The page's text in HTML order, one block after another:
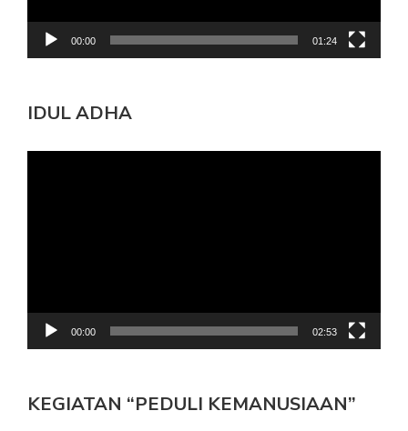
00:00 01:24
IDUL ADHA
00:00 02:53
KEGIATAN “PEDULI KEMANUSIAAN”